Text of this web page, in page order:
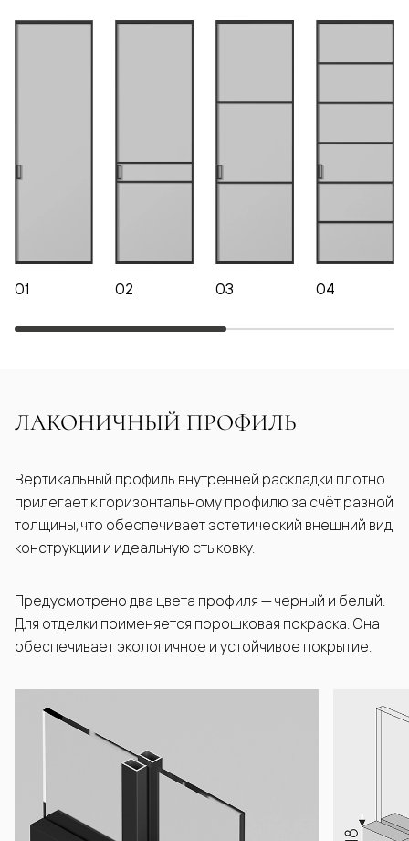
01 02 03 04
ЛАКОНИЧНЫЙ ПРОФИЛЬ
Вертикальный профиль внутренней раскладки плотно
прилегает к горизонтальному профилю за счёт разной
толщины, что обеспечивает эстетический внешний вид
конструкции и идеальную стыковку.
Предусмотрено два цвета профиля — черный и белый.
Для отделки применяется порошковая покраска. Она
обеспечивает экологичное и устойчивое покрытие.